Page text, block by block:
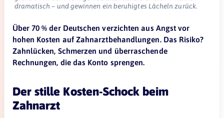
dramatisch – und gewinnen ein beruhigtes Lächeln zurück.
Über 70 % der Deutschen verzichten aus Angst vor
hohen Kosten auf Zahnarztbehandlungen. Das Risiko?
Zahnlücken, Schmerzen und überraschende
Rechnungen, die das Konto sprengen.
Der stille Kosten-Schock beim
Zahnarzt